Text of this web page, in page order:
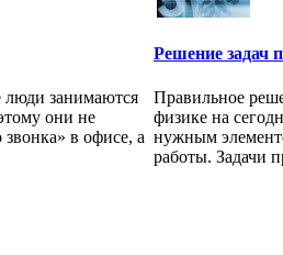
занимаются
они не
в офисе, а
Решение задач
Правильное
физике на
нужным
работы. Задачи